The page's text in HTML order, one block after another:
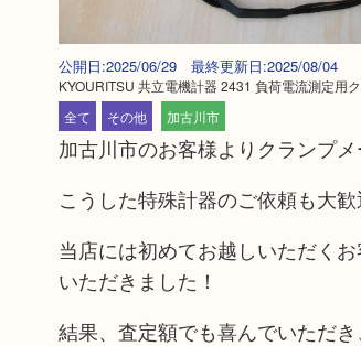
公開日:2025/06/29 最終更新日:2025/08/04
KYOURITSU 共立電機計器 2431 負荷電流測定用
全て
その他 加古川市
加古川市のお客様よりクランプ
こうした特殊計器のご依頼も大歓
当店には初めてお越しいただく
いただきました！
結果、査定額でも喜んでいただ